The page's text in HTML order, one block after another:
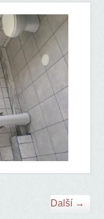
Další →